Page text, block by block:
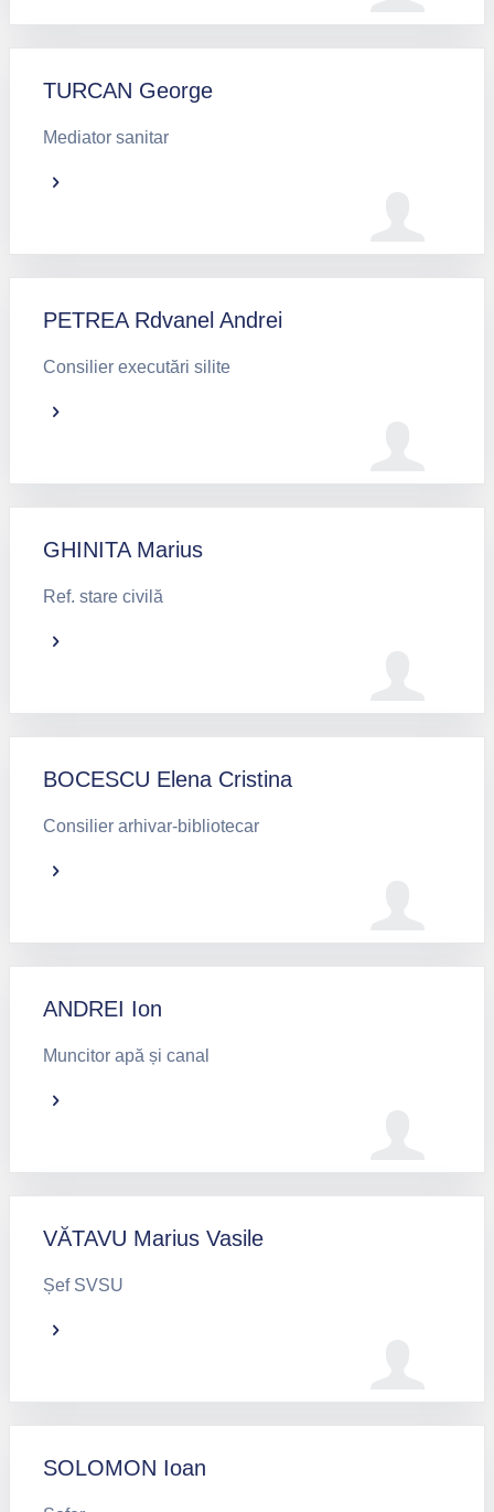
TURCAN George
Mediator sanitar
PETREA Rdvanel Andrei
Consilier executări silite
GHINITA Marius
Ref. stare civilă
BOCESCU Elena Cristina
Consilier arhivar-bibliotecar
ANDREI Ion
Muncitor apă și canal
VĂTAVU Marius Vasile
Șef SVSU
SOLOMON Ioan